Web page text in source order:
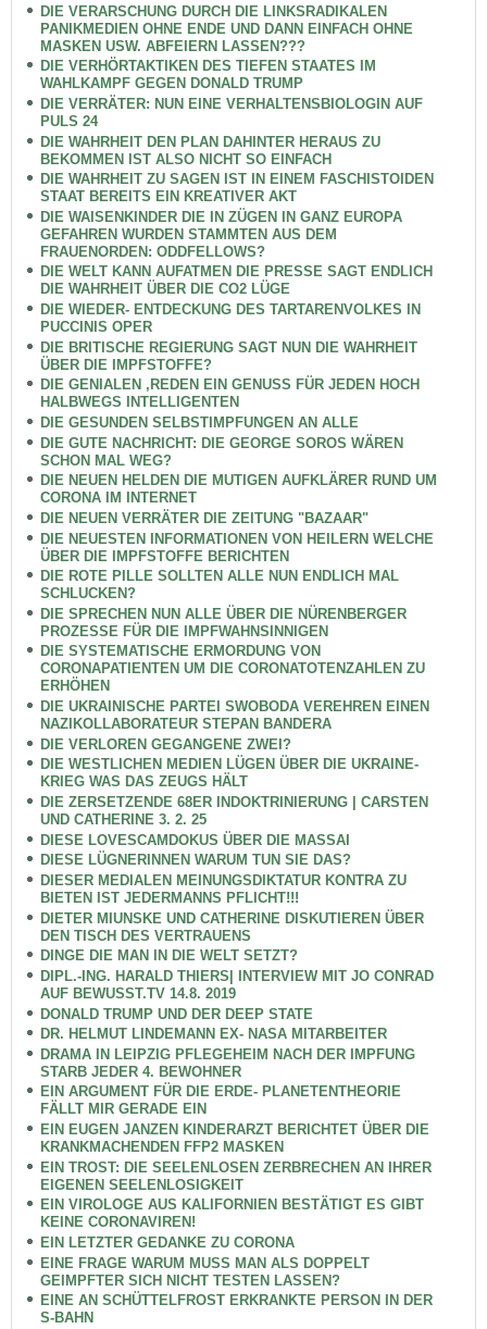
DIE VERARSCHUNG DURCH DIE LINKSRADIKALEN
PANIKMEDIEN OHNE ENDE UND DANN EINFACH OHNE
MASKEN USW. ABFEIERN LASSEN???
DIE VERHÖRTAKTIKEN DES TIEFEN STAATES IM
WAHLKAMPF GEGEN DONALD TRUMP
DIE VERRÄTER: NUN EINE VERHALTENSBIOLOGIN AUF
PULS 24
DIE WAHRHEIT DEN PLAN DAHINTER HERAUS ZU
BEKOMMEN IST ALSO NICHT SO EINFACH
DIE WAHRHEIT ZU SAGEN IST IN EINEM FASCHISTOIDEN
STAAT BEREITS EIN KREATIVER AKT
DIE WAISENKINDER DIE IN ZÜGEN IN GANZ EUROPA
GEFAHREN WURDEN STAMMTEN AUS DEM
FRAUENORDEN: ODDFELLOWS?
DIE WELT KANN AUFATMEN DIE PRESSE SAGT ENDLICH
DIE WAHRHEIT ÜBER DIE CO2 LÜGE
DIE WIEDER- ENTDECKUNG DES TARTARENVOLKES IN
PUCCINIS OPER
DIE BRITISCHE REGIERUNG SAGT NUN DIE WAHRHEIT
ÜBER DIE IMPFSTOFFE?
DIE GENIALEN ,REDEN EIN GENUSS FÜR JEDEN HOCH
HALBWEGS INTELLIGENTEN
DIE GESUNDEN SELBSTIMPFUNGEN AN ALLE
DIE GUTE NACHRICHT: DIE GEORGE SOROS WÄREN
SCHON MAL WEG?
DIE NEUEN HELDEN DIE MUTIGEN AUFKLÄRER RUND UM
CORONA IM INTERNET
DIE NEUEN VERRÄTER DIE ZEITUNG "BAZAAR"
DIE NEUESTEN INFORMATIONEN VON HEILERN WELCHE
ÜBER DIE IMPFSTOFFE BERICHTEN
DIE ROTE PILLE SOLLTEN ALLE NUN ENDLICH MAL
SCHLUCKEN?
DIE SPRECHEN NUN ALLE ÜBER DIE NÜRENBERGER
PROZESSE FÜR DIE IMPFWAHNSINNIGEN
DIE SYSTEMATISCHE ERMORDUNG VON
CORONAPATIENTEN UM DIE CORONATOTENZAHLEN ZU
ERHÖHEN
DIE UKRAINISCHE PARTEI SWOBODA VEREHREN EINEN
NAZIKOLLABORATEUR STEPAN BANDERA
DIE VERLOREN GEGANGENE ZWEI?
DIE WESTLICHEN MEDIEN LÜGEN ÜBER DIE UKRAINE-
KRIEG WAS DAS ZEUGS HÄLT
DIE ZERSETZENDE 68ER INDOKTRINIERUNG | CARSTEN
UND CATHERINE 3. 2. 25
DIESE LOVESCAMDOKUS ÜBER DIE MASSAI
DIESE LÜGNERINNEN WARUM TUN SIE DAS?
DIESER MEDIALEN MEINUNGSDIKTATUR KONTRA ZU
BIETEN IST JEDERMANNS PFLICHT!!!
DIETER MIUNSKE UND CATHERINE DISKUTIEREN ÜBER
DEN TISCH DES VERTRAUENS
DINGE DIE MAN IN DIE WELT SETZT?
DIPL.-ING. HARALD THIERS| INTERVIEW MIT JO CONRAD
AUF BEWUSST.TV 14.8. 2019
DONALD TRUMP UND DER DEEP STATE
DR. HELMUT LINDEMANN EX- NASA MITARBEITER
DRAMA IN LEIPZIG PFLEGEHEIM NACH DER IMPFUNG
STARB JEDER 4. BEWOHNER
EIN ARGUMENT FÜR DIE ERDE- PLANETENTHEORIE
FÄLLT MIR GERADE EIN
EIN EUGEN JANZEN KINDERARZT BERICHTET ÜBER DIE
KRANKMACHENDEN FFP2 MASKEN
EIN TROST: DIE SEELENLOSEN ZERBRECHEN AN IHRER
EIGENEN SEELENLOSIGKEIT
EIN VIROLOGE AUS KALIFORNIEN BESTÄTIGT ES GIBT
KEINE CORONAVIREN!
EIN LETZTER GEDANKE ZU CORONA
EINE FRAGE WARUM MUSS MAN ALS DOPPELT
GEIMPFTER SICH NICHT TESTEN LASSEN?
EINE AN SCHÜTTELFROST ERKRANKTE PERSON IN DER
S-BAHN